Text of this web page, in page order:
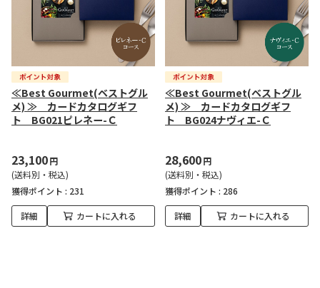
≪Best Gourmet(ベストグル
メ) ≫ カードカタログギフ
ト BG021ピレネー-Ｃ
23,100円
(送料別・税込)
獲得ポイント : 231
詳細 カートに入れる
≪Best Gourmet(ベストグル
メ) ≫ カードカタログギフ
ト BG024ナヴィエ-Ｃ
28,600円
(送料別・税込)
獲得ポイント : 286
詳細 カートに入れる